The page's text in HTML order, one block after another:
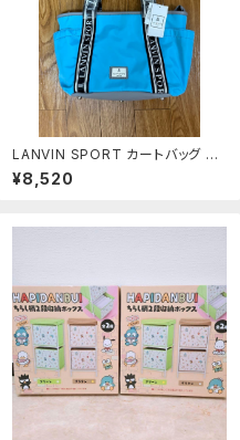
LANVIN SPORT カートバッグ ラ
イトブルー
¥8,520